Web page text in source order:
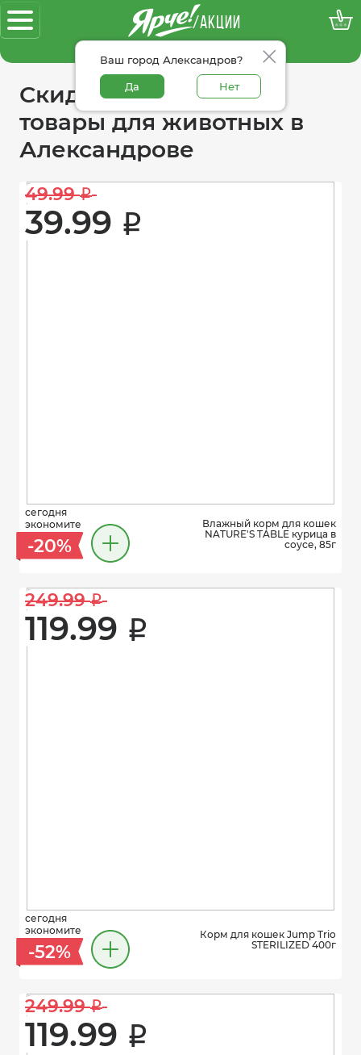
/АКЦИИ
Ваш город Александров?
Да Нет
100% достоверные акции
Скидки в категории
товары для животных в
Александрове
49.99 i
39.99 i
сегодня
экономите
-20%
Влажный корм для кошек
NATURE'S TABLE курица в
соусе, 85г
249.99 i
119.99 i
сегодня
экономите
-52%
Корм для кошек Jump Trio
STERILIZED 400г
249.99 i
119.99 i